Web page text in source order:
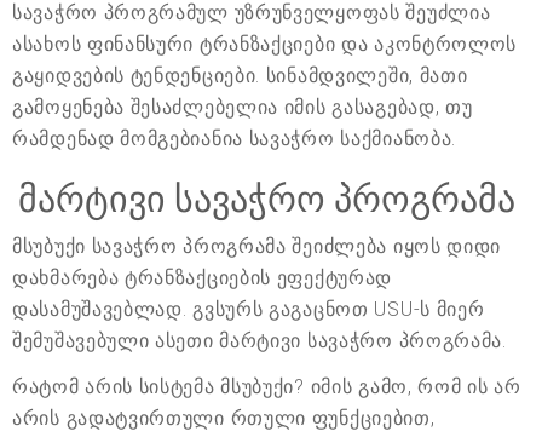
სავაჭრო პროგრამულ უზრუნველყოფას შეუძლია
ასახოს ფინანსური ტრანზაქციები და აკონტროლოს
გაყიდვების ტენდენციები. სინამდვილეში, მათი
გამოყენება შესაძლებელია იმის გასაგებად, თუ
რამდენად მომგებიანია სავაჭრო საქმიანობა.
მარტივი სავაჭრო პროგრამა
მსუბუქი სავაჭრო პროგრამა შეიძლება იყოს დიდი
დახმარება ტრანზაქციების ეფექტურად
დასამუშავებლად. გვსურს გაგაცნოთ USU-ს მიერ
შემუშავებული ასეთი მარტივი სავაჭრო პროგრამა.
რატომ არის სისტემა მსუბუქი? იმის გამო, რომ ის არ
არის გადატვირთული რთული ფუნქციებით,